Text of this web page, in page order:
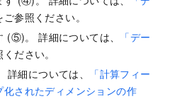
ご参照ください。
(⑤)。 詳細については、
「デー
ださい。
細については、
「計算フィー
化されたディメンションの作